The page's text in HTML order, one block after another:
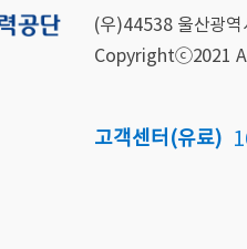
고객센터 (유료)
(우)44538 울산광
Copyrightⓒ2021